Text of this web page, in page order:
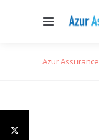
Menu
Azur Assurance